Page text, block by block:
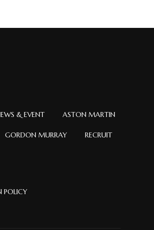
& EVENT ASTON MARTIN
GORDON MURRAY RECRUIT
POLICY